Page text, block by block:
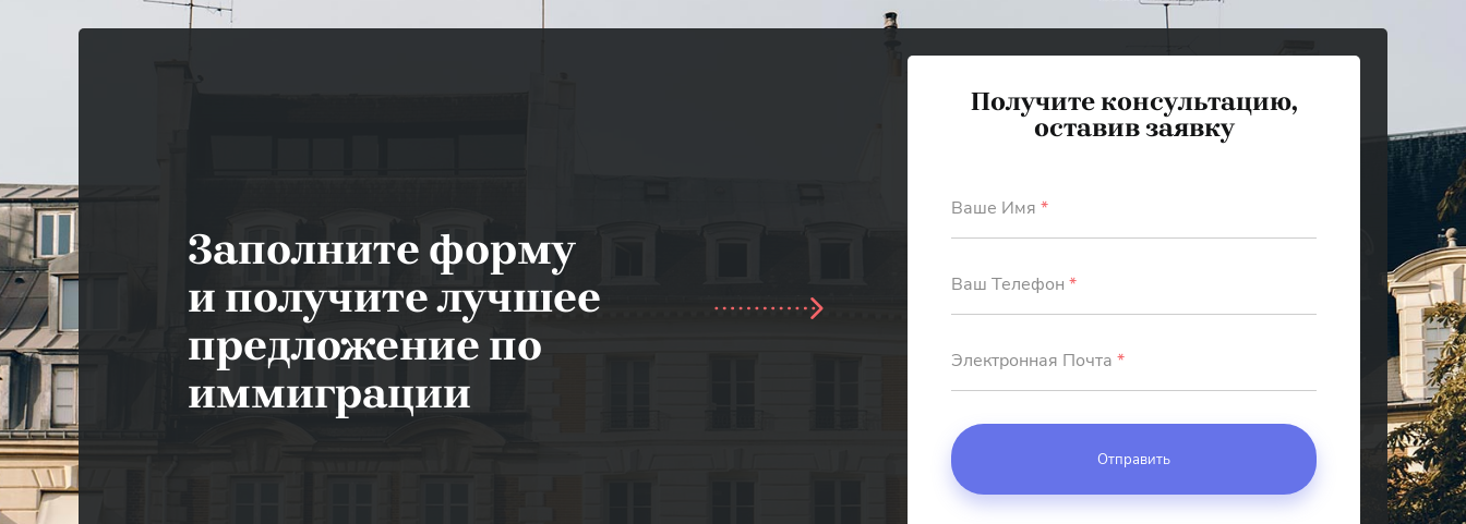
Заполните форму
и получите лучшее
предложение по
иммиграции
Получите консультацию,
оставив заявку
Ваше Имя *
Ваш Телефон *
Электронная Почта *